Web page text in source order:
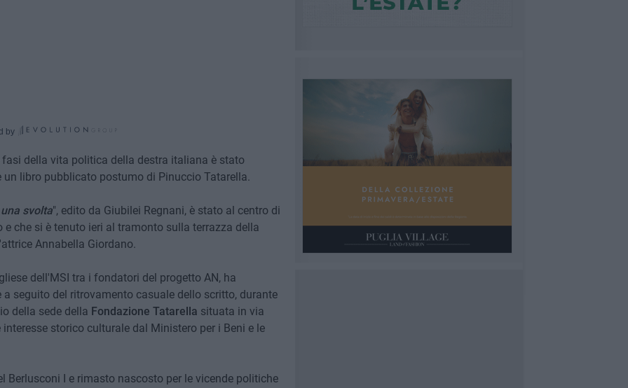
by
della vita politica della destra italiana è stato
libro pubblicato postumo di Pinuccio Tatarella.
svolta", edito da Giubilei Regnani, è stato al centro di
che si è tenuto ieri al tramonto sulla terrazza della
Annabella Giordano.
dell'MSI tra i fondatori del progetto AN, ha
seguito del ritrovamento casuale dello scritto, durante
della sede della Fondazione Tatarella situata in via
storico culturale dal Ministero per i Beni e le
Berlusconi I e rimasto nascosto per le vicende politiche